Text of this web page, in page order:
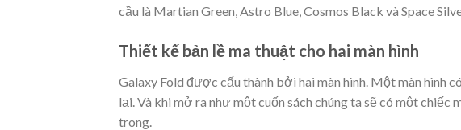
cầu là Martian Green, Astro Blue, Cosmos Black và Space
Thiết kế bản lề ma thuật cho hai màn hình
Galaxy Fold được cấu thành bởi hai màn hình. Một màn hình
lại. Và khi mở ra như một cuốn sách chúng ta sẽ có một
trong.